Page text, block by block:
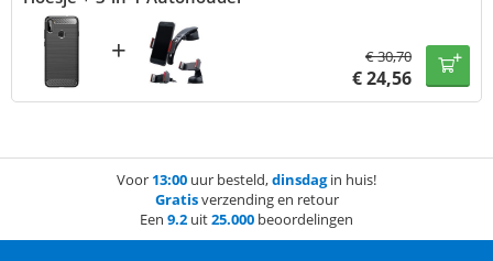
+ €30,70
€24,56
Voor 13:00 uur besteld,dinsdagin huis!
Gratisverzending en retour
Een 9.2 uit25.000 beoordelingen